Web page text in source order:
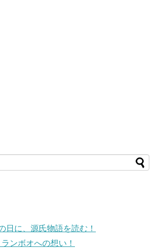
日に、源氏物語を読む！
ンボオへの想い！